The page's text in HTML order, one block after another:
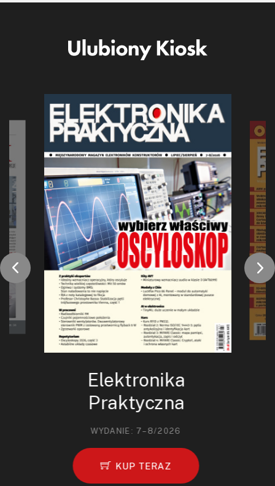
Elektronika
Praktyczna
WYDANIE: 7–8/2026
KUP TERAZ